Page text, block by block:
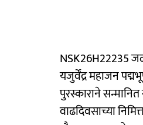
NSK26H22235
यजुर्वेंद्र महाजन
पुरस्काराने
वाढदिवसाच्या